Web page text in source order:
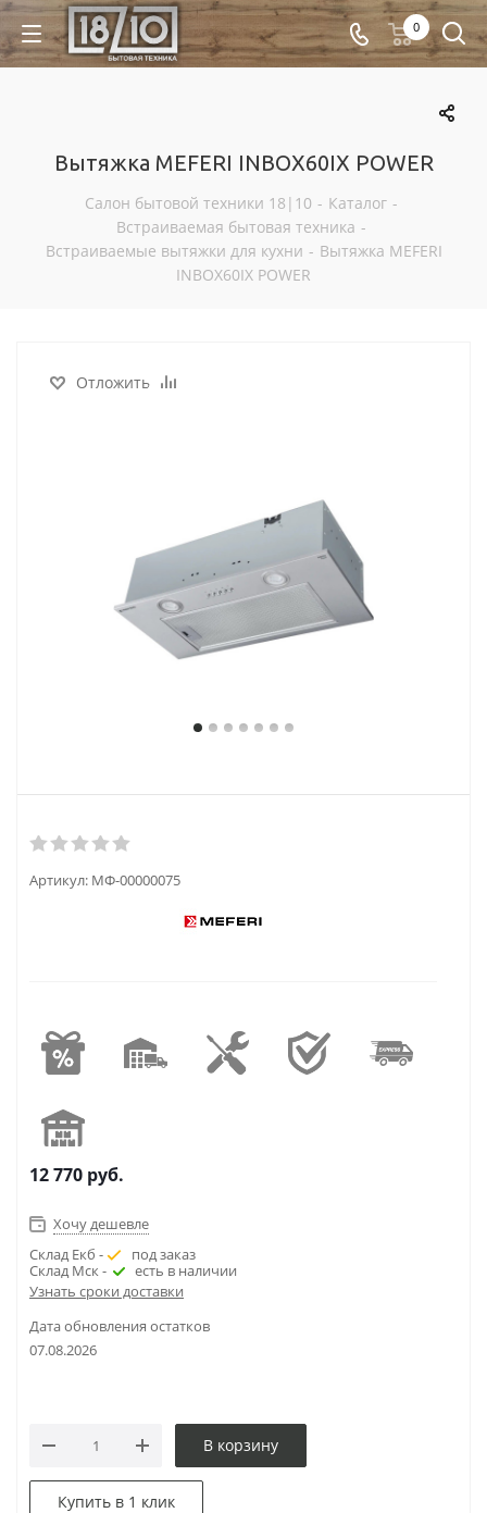
0
Вытяжка MEFERI INBOX60IX POWER
Салон бытовой техники 18|10 - Каталог -
Встраиваемая бытовая техника -
Встраиваемые вытяжки для кухни - Вытяжка MEFERI
INBOX60IX POWER
Отложить
Артикул: МФ-00000075
12 770 руб.
Хочу дешевле
Склад Екб -
под заказ
Склад Мск -
есть в наличии
Узнать сроки доставки
Дата обновления остатков
07.08.2026
В корзину
Купить в 1 клик